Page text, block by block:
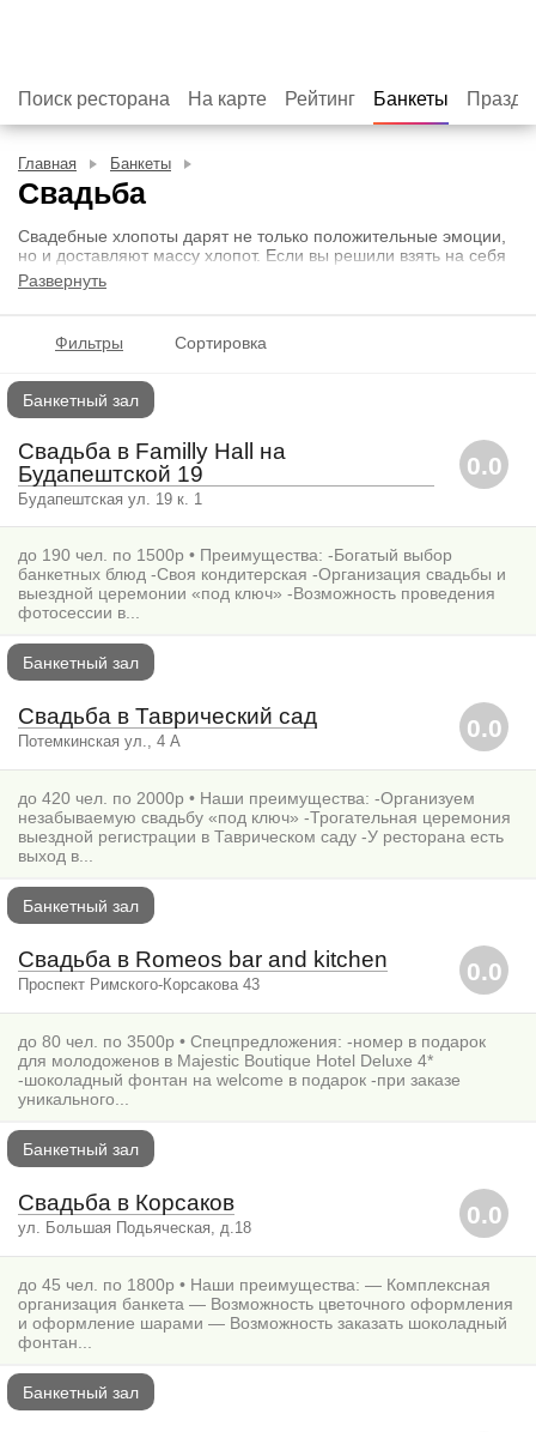
Поиск ресторана На карте Рейтинг Банкеты
Главная Банкеты
Свадьба
Развернуть
Свадебные хлопоты дарят не только положительные эмоции,
но и доставляют массу хлопот. Если вы решили взять на себя
бронирование ресторана для проведения банкета, то следует
тщательно проработать план мероприятия и учесть массу
На сайте сервиса Банкетоф. Ру вы можете подобрать
услуг по обслуживанию свадеб. Интернет-ресурс сотрудничает
только с профессиональными рестораторами, которые
требования.
Фильтры Сортировка
Банкетный зал
0.0
Свадьба в Familly Hall на
Будапештской 19
Будапештская ул. 19 к. 1
до 190 чел. по 1500р • Преимущества: -Богатый выбор
банкетных блюд -Своя кондитерская -Организация свадьбы и
выездной церемонии «под ключ» -Возможность проведения
фотосессии в...
Банкетный зал
0.0
Свадьба в Таврический сад
Потемкинская ул., 4 А
до 420 чел. по 2000р • Наши преимущества: -Организуем
незабываемую свадьбу «под ключ» -Трогательная церемония
выездной регистрации в Таврическом саду -У ресторана есть
выход в...
Банкетный зал
0.0
Свадьба в Romeos bar and kitchen
Проспект Римского-Корсакова 43
до 80 чел. по 3500р • Спецпредложения: -номер в подарок
для молодоженов в Majestic Boutique Hotel Deluxe 4*
-шоколадный фонтан на welcome в подарок -при заказе
уникального...
Банкетный зал
0.0
Свадьба в Корсаков
ул. Большая Подьяческая, д.18
до 45 чел. по 1800р • Наши преимущества: — Комплексная
организация банкета — Возможность цветочного оформления
и оформление шарами — Возможность заказать шоколадный
фонтан...
Банкетный зал